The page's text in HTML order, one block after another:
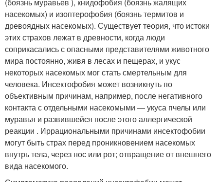
насекомых) и изоптерофобия (боязнь термитов и
древоядных насекомых). Существует теория, что истоки
этих страхов лежат в древности, когда люди
соприкасались с опасными представителями животного
мира постоянно, живя в лесах и пещерах, и укус
некоторых насекомых мог стать смертельным для
человека. Инсектофобия может возникнуть по
объективным причинам, например, после негативного
контакта с отдельными насекомыми — укуса пчелы или
муравья и развившейся после этого аллергической
реакции . Иррациональными причинами инсектофобии
могут быть страх перед проникновением насекомых
внутрь тела, через нос или рот; отвращение от внешнего
вида насекомого.